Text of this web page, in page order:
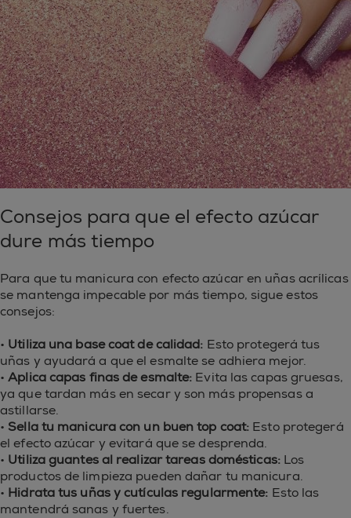
Consejos para que el efecto azúcar
dure más tiempo
Para que tu manicura con efecto azúcar en uñas acrílicas
se mantenga impecable por más tiempo, sigue estos
consejos:
• Utiliza una base coat de calidad: Esto protegerá tus
uñas y ayudará a que el esmalte se adhiera mejor.
•Aplica capas finas de esmalte: Evita las capas gruesas,
ya que tardan más en secar y son más propensas a
astillarse.
•Sella tu manicura con un buen top coat: Esto protegerá
el efecto azúcar y evitará que se desprenda.
• Utiliza guantes al realizar tareas domésticas:Los
productos de limpieza pueden dañar tu manicura.
• Hidrata tus uñas y cutículas regularmente: Esto las
mantendrá sanas y fuertes.